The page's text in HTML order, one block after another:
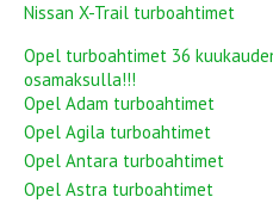
Nissan X-Trail turboahtimet
Opel turboahtimet 36
osamaksulla!!!
Opel Adam turboahtimet
Opel Agila turboahtimet
Opel Antara turboahtimet
Opel Astra turboahtimet